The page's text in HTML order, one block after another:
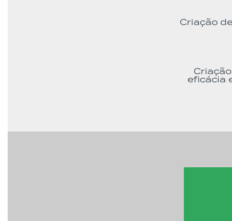
Criação
eficácia